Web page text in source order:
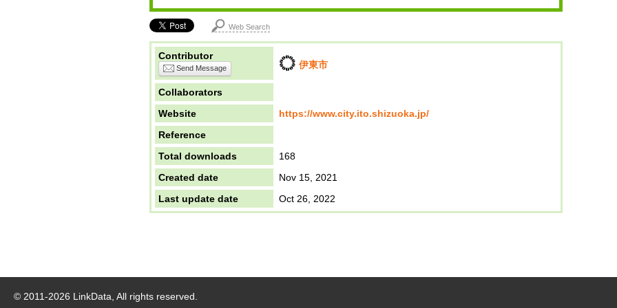
Web Search
Contributor
Send Message 伊東市
Collaborators
Website
https://www.city.ito.shizuoka.jp/
Reference
Total downloads
168
Created date
Nov 15, 2021
Last update date
Oct 26, 2022
© 2011-2026 LinkData, All rights reserved.